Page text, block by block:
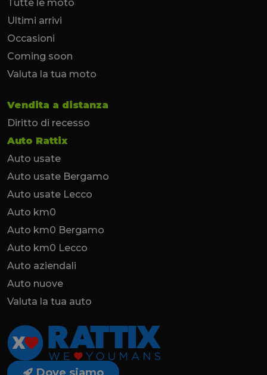
Tutte le moto
Ultimi arrivi
Occasioni
Coming soon
Valuta la tua moto
Vendita a distanza
Diritto di recesso
Auto Rattix
Auto usate
Auto usate Bergamo
Auto usate Lecco
Auto km0
Auto km0 Bergamo
Auto km0 Lecco
Auto aziendali
Auto nuove
Valuta la tua auto